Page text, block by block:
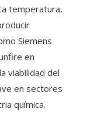
temperatura,
Siemens
en
viabilidad del
en sectores
química.